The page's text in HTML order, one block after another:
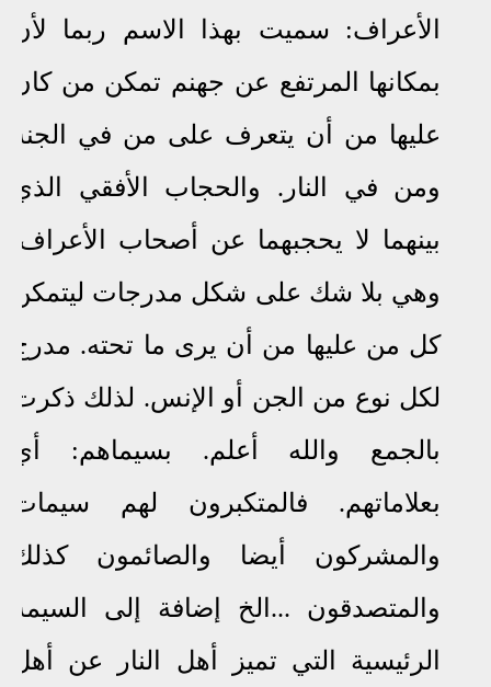
الأعراف: سميت بهذا الاسم ربما لأن
بمكانها المرتفع عن جهنم تمكن من كان
عليها من أن يتعرف على من في الجنة
ومن في النار. والحجاب الأفقي الذي
بينهما لا يحجبهما عن أصحاب الأعراف.
وهي بلا شك على شكل مدرجات ليتمكن
كل من عليها من أن يرى ما تحته. مدرج
لكل نوع من الجن أو الإنس. لذلك ذكرت
بالجمع والله أعلم. بسيماهم: أي
بعلاماتهم. فالمتكبرون لهم سيمات
والمشركون أيضا والصائمون كذلك
والمتصدقون ...الخ إضافة إلى
السيمة
الرئيسية التي تميز أهل النار عن أهل